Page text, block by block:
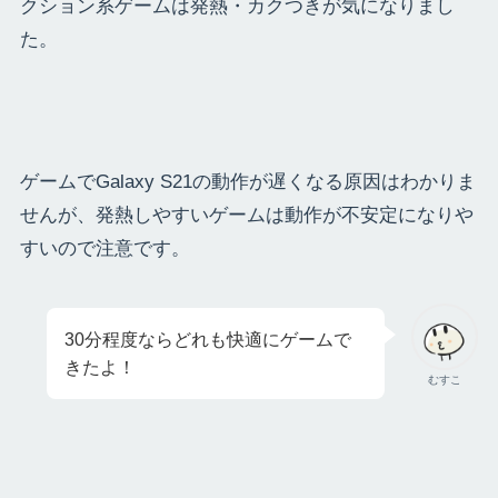
クション系ゲームは発熱・カクつきが気になりまし
た。
ゲームでGalaxy S21の動作が遅くなる原因はわかりま
せんが、発熱しやすいゲームは動作が不安定になりや
すいので注意です。
むすこ
30分程度ならどれも快適にゲームで
きたよ！